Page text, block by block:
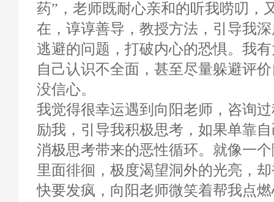
药”，老师既耐心亲和的听我唠叨，
在，谆谆善导，教授方法，引导我
逃避的问题，打破内心的恐惧。我
自己认识不全面，甚至尽量躲避评
没信心。
我觉得很幸运遇到向阳老师，咨询
励我，引导我积极思考，如果单靠
消极思考带来的恶性循环。就像一
里面徘徊，极度渴望洞外的光亮，
快要发疯，向阳老师微笑着帮我点